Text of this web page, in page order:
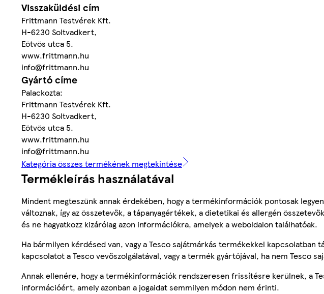
Visszaküldési cím
Frittmann Testvérek Kft.
H-6230 Soltvadkert,
Eötvös utca 5.
www.frittmann.hu
info@frittmann.hu
Gyártó címe
Palackozta:
Frittmann Testvérek Kft.
H-6230 Soltvadkert,
Eötvös utca 5.
www.frittmann.hu
info@frittmann.hu
Kategória összes termékének megtekintése
Termékleírás használatával
Mindent megteszünk annak érdekében, hogy a termékinformációk pontosak
változnak, így az összetevők, a tápanyagértékek, a dietetikai és allergén
és ne hagyatkozz kizárólag azon információkra, amelyek a weboldalon találhatóak.
Ha bármilyen kérdésed van, vagy a Tesco sajátmárkás termékekkel
kapcsolatot a Tesco vevőszolgálatával, vagy a termék gyártójával, ha nem Tesco
Annak ellenére, hogy a termékinformációk rendszeresen frissítésre kerülnek, a
információért, amely azonban a jogaidat semmilyen módon nem érinti.